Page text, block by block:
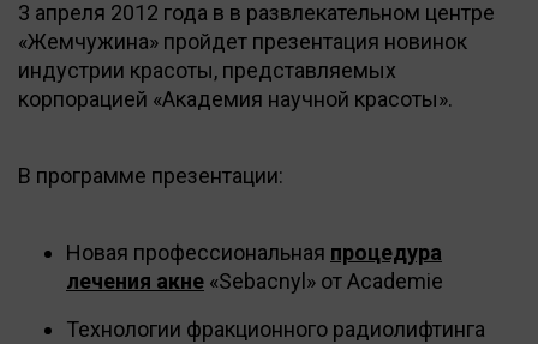
3 апреля 2012 года в в развлекательном центре
«Жемчужина» пройдет презентация новинок
индустрии красоты, представляемых
корпорацией «Академия научной красоты».
В программе презентации:
Новая профессиональная процедура
лечения акне «Sebacnyl» от Academie
Технологии фракционного радиолифтинга